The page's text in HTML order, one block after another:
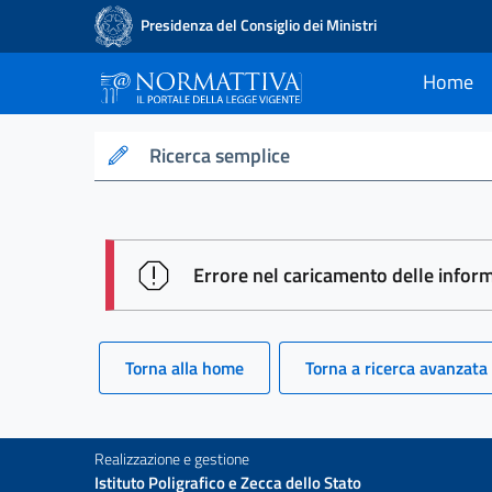
Presidenza del Consiglio dei Ministri
Normattiva - Il
Home
current
Ricerca semplice
session id: H9OzqDgi-
Errore nel caricamento delle
Torna alla home Torna a ricerca avanzata
Realizzazione e gestione
Istituto Poligrafico e Zecca dello Stato